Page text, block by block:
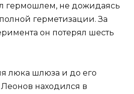
гермошлем, не дожидаясь
герметизации. За
он потерял шесть
люка шлюза и до его
находился в